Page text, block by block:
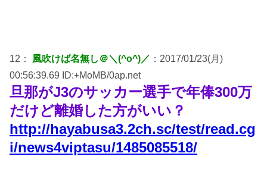
12： 風吹けば名無し＠＼(^o^)／ ：2017/01/23(月)
00:56:39.69 ID:+MoMB/0ap.net
旦那がJ3のサッカー選手で年俸300万
だけど離婚した方がいい？
http://hayabusa3.2ch.sc/test/read.cg
i/news4viptasu/1485085518/